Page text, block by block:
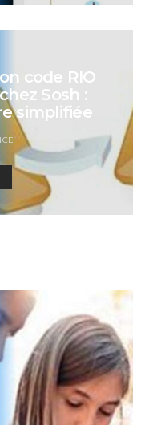
code RIO
Sosh :
simplifiée